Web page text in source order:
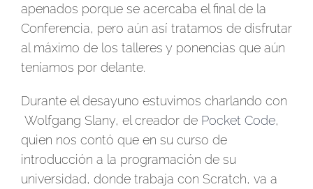
apenados porque se acercaba el final de la
Conferencia, pero aún así tratamos de disfrutar
al máximo de los talleres y ponencias que aún
teníamos por delante.
Durante el desayuno estuvimos charlando con
Wolfgang Slany, el creador de Pocket Code,
quien nos contó que en su curso de
introducción a la programación de su
universidad, donde trabaja con Scratch, va a